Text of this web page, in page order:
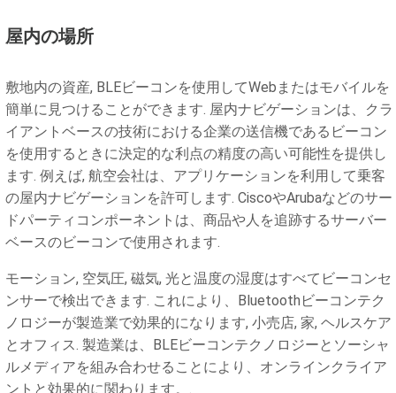
屋内の場所
敷地内の資産, BLEビーコンを使用してWebまたはモバイルを
簡単に見つけることができます. 屋内ナビゲーションは、クラ
イアントベースの技術における企業の送信機であるビーコン
を使用するときに決定的な利点の精度の高い可能性を提供し
ます. 例えば, 航空会社は、アプリケーションを利用して乗客
の屋内ナビゲーションを許可します. CiscoやArubaなどのサー
ドパーティコンポーネントは、商品や人を追跡するサーバー
ベースのビーコンで使用されます.
モーション, 空気圧, 磁気, 光と温度の湿度はすべてビーコンセ
ンサーで検出できます. これにより、Bluetoothビーコンテク
ノロジーが製造業で効果的になります, 小売店, 家, ヘルスケア
とオフィス. 製造業は、BLEビーコンテクノロジーとソーシャ
ルメディアを組み合わせることにより、オンラインクライア
ントと効果的に関わります。.